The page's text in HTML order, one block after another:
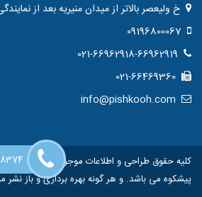
خ ولیعصر بالاتر از میدان منیریه بعد از نمایندگی
کلیه حقوق طراحی و اطلاعات موجود در این سایت
پیشکوه می باشد. و هر گونه بهره برداری و باز نشر